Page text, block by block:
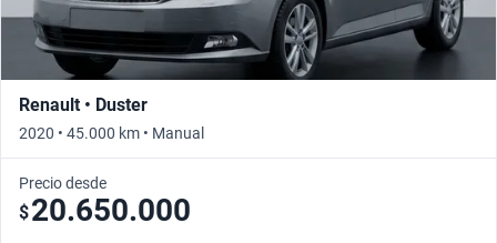
Renault • Duster
2020 • 45.000 km • Manual
Precio desde
$20.650.000